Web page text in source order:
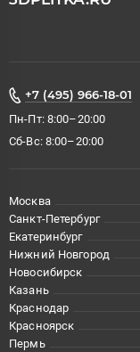
+7 (495) 966-18-01
Пн-Пт: 8:00–20:00
Сб-Вс: 8:00–20:00
Москва
Санкт-Петербург
Екатеринбург
Нижний Новгород
Новосибирск
Казань
Краснодар
Красноярск
Пермь